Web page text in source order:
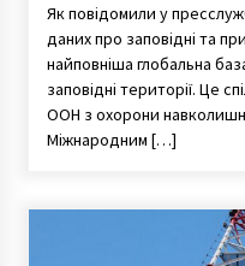
Як повідомили у
даних про заповідні та
найповніша глобальна
заповідні території. Це
ООН з охорони
Міжнародним […]